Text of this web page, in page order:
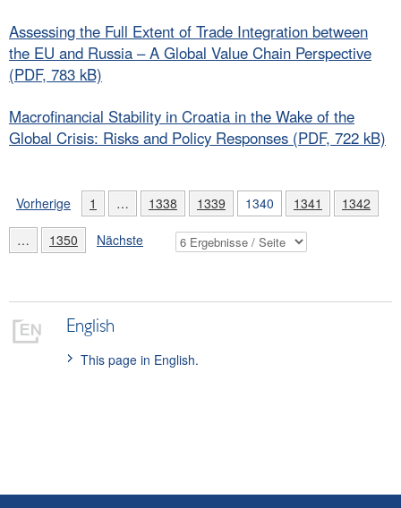
Assessing the Full Extent of Trade Integration between
the EU and Russia – A Global Value Chain Perspective
(PDF, 783 kB)
Macrofinancial Stability in Croatia in the Wake of the
Global Crisis: Risks and Policy Responses (PDF, 722 kB)
Vorherige 1 … 1338 1339 1340 1341 1342
… 1350 Nächste
English
This page in English.